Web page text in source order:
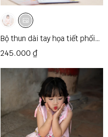
Bộ thun dài tay họa tiết phối
ren cổ
245.000 ₫